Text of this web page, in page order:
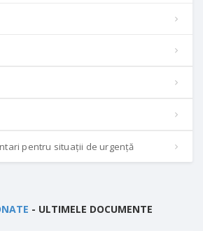
pentru situații de urgență
- ULTIMELE DOCUMENTE